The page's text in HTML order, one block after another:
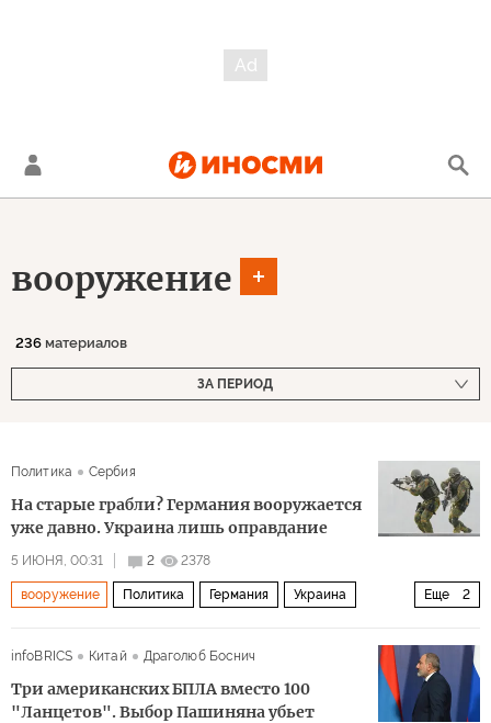
вооружение
236 материалов
ЗА ПЕРИОД
Политика Сербия
На старые грабли? Германия вооружается
уже давно. Украина лишь оправдание
5 ИЮНЯ, 00:31 2 2378
Еще 2
вооружение Политика Германия Украина
infoBRICS
Китай Драголюб Боснич
Три американских БПЛА вместо 100
"Ланцетов". Выбор Пашиняна убьет